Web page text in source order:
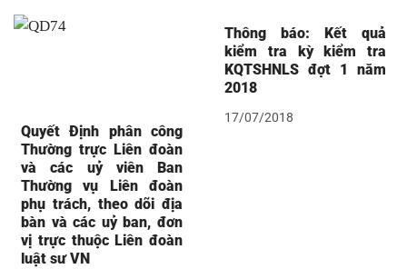
Quyết Định phân công
Thường trực Liên đoàn
và các uỷ viên Ban
Thường vụ Liên đoàn
phụ trách, theo dõi địa
bàn và các uỷ ban, đơn
vị trực thuộc Liên đoàn
luật sư VN
Thông báo: Kết quả
kiểm tra kỳ kiểm tra
KQTSHNLS đợt 1 năm
2018
17/07/2018